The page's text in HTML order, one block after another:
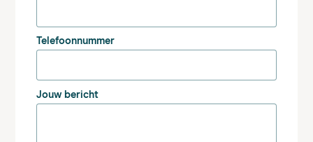
Telefoonnummer
Jouw bericht